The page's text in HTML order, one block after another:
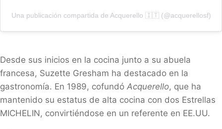
Una publicación compartida de Acquerello 🇮🇹 (@acquerellosf)
Desde sus inicios en la cocina junto a su abuela
francesa, Suzette Gresham ha destacado en la
gastronomía. En 1989, cofundó Acquerello, que ha
mantenido su estatus de alta cocina con dos Estrellas
MICHELIN, convirtiéndose en un referente en EE.UU.